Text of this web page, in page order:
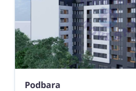
Podbara